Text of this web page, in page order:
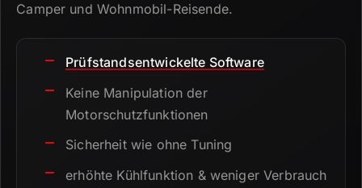
Camper und Wohnmobil-Reisende.
Prüfstandsentwickelte Software
Keine Manipulation der
Motorschutzfunktionen
Sicherheit wie ohne Tuning
erhöhte Kühlfunktion & weniger Verbrauch